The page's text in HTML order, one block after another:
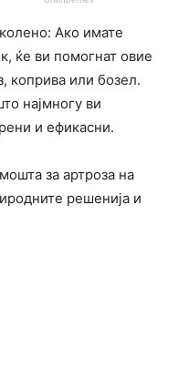
Ако имате
ќе ви помогнат овие
коприва или бозел.
најмногу ви
и ефикасни.
за артроза на
решенија и